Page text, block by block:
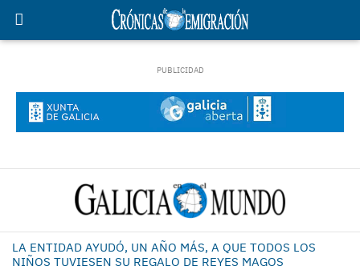
LA ENTIDAD AYUDÓ, UN AÑO MÁS, A QUE TODOS LOS
NIÑOS TUVIESEN SU REGALO DE REYES MAGOS